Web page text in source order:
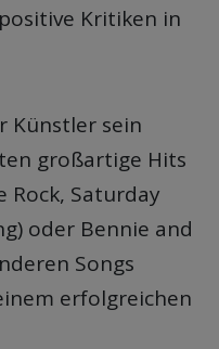
Kritiken in
Künstler sein
großartige Hits
Rock, Saturday
oder Bennie and
Songs
erfolgreichen